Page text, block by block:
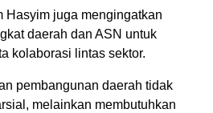
Hasyim juga mengingatkan
daerah dan ASN untuk
kolaborasi lintas sektor.
pembangunan daerah tidak
melainkan membutuhkan